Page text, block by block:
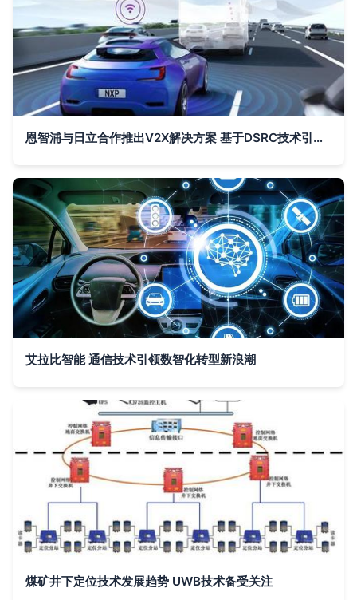
恩智浦与日立合作推出V2X解决方案 基于DSRC技术引领日本智慧交通新纪元
艾拉比智能 通信技术引领数智化转型新浪潮
煤矿井下定位技术发展趋势 UWB技术备受关注